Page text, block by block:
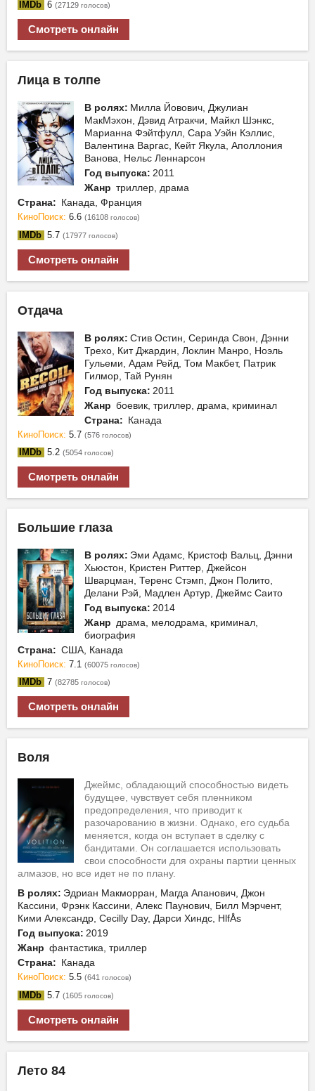
IMDb 6 (27129 голосов)
Смотреть онлайн
Лица в толпе
В ролях: Милла Йовович, Джулиан
МакМэхон, Дэвид Атракчи, Майкл Шэнкс,
Марианна Фэйтфулл, Сара Уэйн Кэллис,
Валентина Варгас, Кейт Якула, Аполлония
Ванова, Нельс Леннарсон
Год выпуска: 2011
Жанр триллер, драма
Страна: Канада, Франция
КиноПоиск: 6.6 (16108 голосов)
IMDb 5.7 (17977 голосов)
Смотреть онлайн
Отдача
В ролях: Стив Остин, Серинда Свон, Дэнни
Трехо, Кит Джардин, Локлин Манро, Ноэль
Гульеми, Адам Рейд, Том Макбет, Патрик
Гилмор, Тай Рунян
Год выпуска: 2011
Жанр боевик, триллер, драма, криминал
Страна: Канада
КиноПоиск: 5.7 (576 голосов)
IMDb 5.2 (5054 голосов)
Смотреть онлайн
Большие глаза
В ролях: Эми Адамс, Кристоф Вальц, Дэнни
Хьюстон, Кристен Риттер, Джейсон
Шварцман, Теренс Стэмп, Джон Полито,
Делани Рэй, Мадлен Артур, Джеймс Саито
Год выпуска: 2014
Жанр драма, мелодрама, криминал,
биография
Страна: США, Канада
КиноПоиск: 7.1 (60075 голосов)
IMDb 7 (82785 голосов)
Смотреть онлайн
Воля
Джеймс, обладающий способностью видеть
будущее, чувствует себя пленником
предопределения, что приводит к
разочарованию в жизни. Однако, его судьба
меняется, когда он вступает в сделку с
бандитами. Он соглашается использовать
свои способности для охраны партии ценных
алмазов, но все идет не по плану.
В ролях: Эдриан Макморран, Магда Апанович, Джон
Кассини, Фрэнк Кассини, Алекс Паунович, Билл Мэрчент,
Кими Александр, Cecilly Day, Дарси Хиндс, HlfÅs
Год выпуска: 2019
Жанр фантастика, триллер
Страна: Канада
КиноПоиск: 5.5 (641 голосов)
IMDb 5.7 (1605 голосов)
Смотреть онлайн
Лето 84